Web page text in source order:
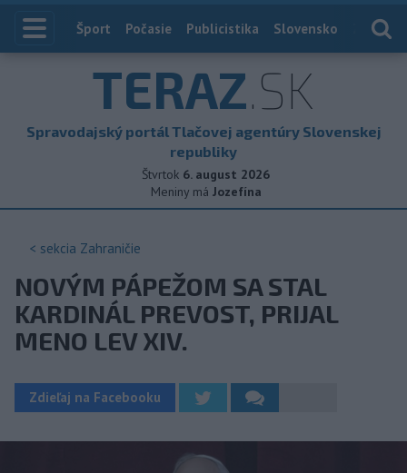
Index
Šport Počasie Publicistika Slovensko
TERAZ.SK
Spravodajský portál Tlačovej agentúry Slovenskej
republiky
Štvrtok 6. august 2026
Meniny má Jozefína
< sekcia Zahraničie
NOVÝM PÁPEŽOM SA STAL
KARDINÁL PREVOST, PRIJAL
MENO LEV XIV.
Zdieľaj na Facebooku